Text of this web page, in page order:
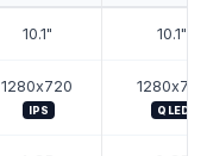
10.1" 10.1"
1280x720
IPS
1280x720
QLED